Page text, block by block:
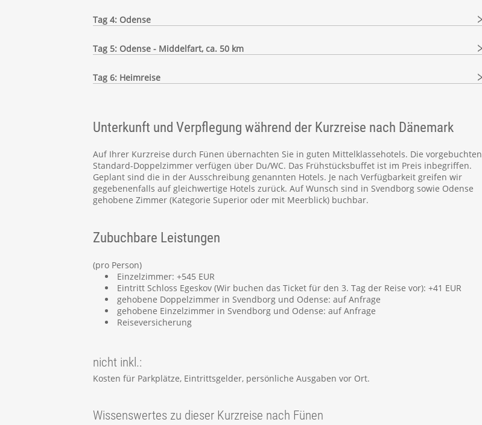
Tag 4: Odense
Tag 5: Odense - Middelfart, ca. 50 km
Tag 6: Heimreise
Unterkunft und Verpflegung während der Kurzreise nach Dänemark
Auf Ihrer Kurzreise durch Fünen übernachten Sie in guten Mittelklassehotels. Die vorgebuchten
Standard-Doppelzimmer verfügen über Du/WC. Das Frühstücksbuffet ist im Preis inbegriffen.
Geplant sind die in der Ausschreibung genannten Hotels. Je nach Verfügbarkeit greifen wir
gegebenenfalls auf gleichwertige Hotels zurück. Auf Wunsch sind in Svendborg sowie Odense
gehobene Zimmer (Kategorie Superior oder mit Meerblick) buchbar.
Zubuchbare Leistungen
(pro Person)
Einzelzimmer: +545 EUR
Eintritt Schloss Egeskov (Wir buchen das Ticket für den 3. Tag der Reise vor): +41 EUR
gehobene Doppelzimmer in Svendborg und Odense: auf Anfrage
gehobene Einzelzimmer in Svendborg und Odense: auf Anfrage
Reiseversicherung
nicht inkl.:
Kosten für Parkplätze, Eintrittsgelder, persönliche Ausgaben vor Ort.
Wissenswertes zu dieser Kurzreise nach Fünen